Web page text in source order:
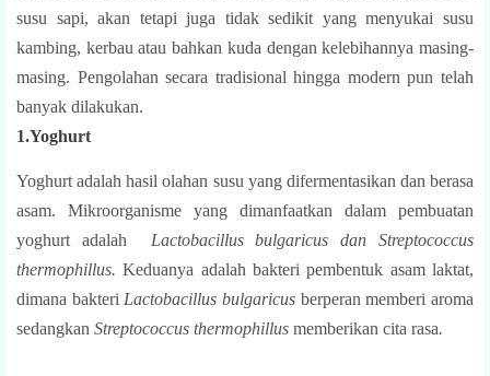
susu sapi, akan tetapi juga tidak sedikit yang menyukai susu
kambing, kerbau atau bahkan kuda dengan kelebihannya masing-
masing. Pengolahan secara tradisional hingga modern pun telah
banyak dilakukan.
1.Yoghurt
Yoghurt adalah hasil olahan susu yang difermentasikan dan berasa
asam. Mikroorganisme yang dimanfaatkan dalam pembuatan
yoghurt adalah
Lactobacillus bulgaricusdan
Streptococcus
thermophillus. Keduanya adalah bakteri pembentuk asam laktat,
dimana bakteri Lactobacillus bulgaricus berperan memberi aroma
sedangkan Streptococcus thermophillus memberikan cita rasa.